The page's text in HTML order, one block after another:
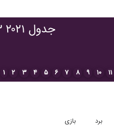
League Division ۳ ۲۰۲۱ جدول
۱ ۲ ۳ ۴ ۵ ۶ ۷ ۸ ۹ ۱۰ ۱۱
بازی برد